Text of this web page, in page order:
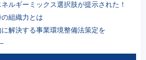
ルギーミックス選択肢が提示された！
組織力とは
解決する事業環境整備法策定を